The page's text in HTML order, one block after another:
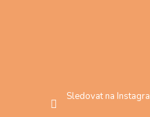
Sledovat na